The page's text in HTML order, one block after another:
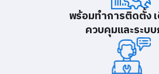
พร้อมทำการติดตั้ง
ควบคุมและระบ